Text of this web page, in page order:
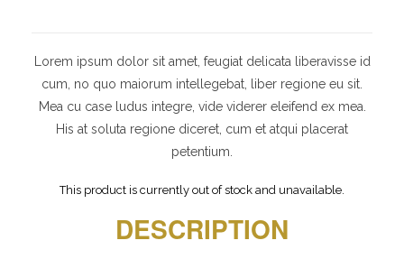
Lorem ipsum dolor sit amet, feugiat delicata liberavisse id
cum, no quo maiorum intellegebat, liber regione eu sit.
Mea cu case ludus integre, vide viderer eleifend ex mea.
His at soluta regione diceret, cum et atqui placerat
petentium.
This product is currently out of stock and unavailable.
DESCRIPTION